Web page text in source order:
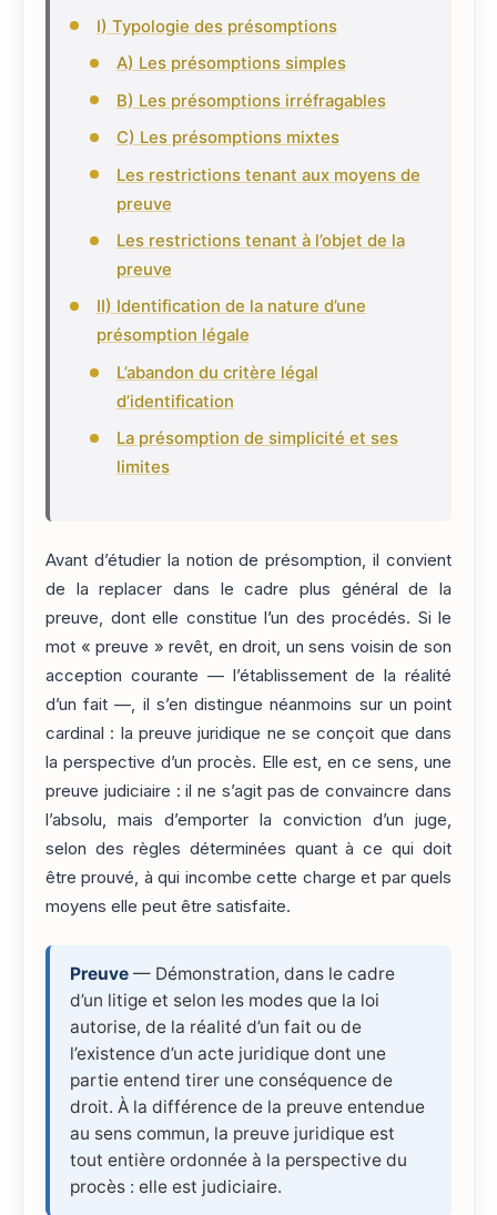
I) Typologie des présomptions
A) Les présomptions simples
B) Les présomptions irréfragables
C) Les présomptions mixtes
Les restrictions tenant aux moyens de
preuve
Les restrictions tenant à l’objet de la
preuve
II) Identification de la nature d’une
présomption légale
L’abandon du critère légal
d’identification
La présomption de simplicité et ses
limites
Avant d’étudier la notion de présomption, il convient
de la replacer dans le cadre plus général de la
preuve, dont elle constitue l’un des procédés. Si le
mot « preuve » revêt, en droit, un sens voisin de son
acception courante — l’établissement de la réalité
d’un fait —, il s’en distingue néanmoins sur un point
cardinal : la preuve juridique ne se conçoit que dans
la perspective d’un procès. Elle est, en ce sens, une
preuve judiciaire : il ne s’agit pas de convaincre dans
l’absolu, mais d’emporter la conviction d’un juge,
selon des règles déterminées quant à ce qui doit
être prouvé, à qui incombe cette charge et par quels
moyens elle peut être satisfaite.
Preuve — Démonstration, dans le cadre
d’un litige et selon les modes que la loi
autorise, de la réalité d’un fait ou de
l’existence d’un acte juridique dont une
partie entend tirer une conséquence de
droit. À la différence de la preuve entendue
au sens commun, la preuve juridique est
tout entière ordonnée à la perspective du
procès : elle est judiciaire.